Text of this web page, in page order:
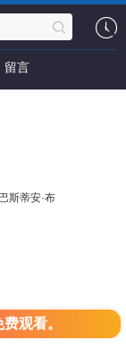
留言
巴斯蒂安·布
观看。